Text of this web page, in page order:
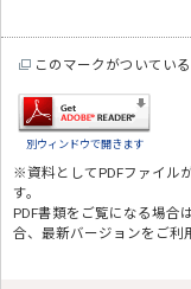
このマークがついてい
別ウィンドウで開きます
※資料としてPDFファイル
す。
PDF書類をご覧になる場合は
合、最新バージョンをご利